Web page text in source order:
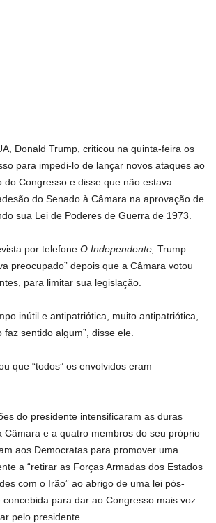
Donald Trump, criticou na quinta-feira os
para impedi-lo de lançar novos ataques ao
do Congresso e disse que não estava
do Senado à Câmara na aprovação de
sua Lei de Poderes de Guerra de 1973.
por telefone O Independente, Trump
preocupado” depois que a Câmara votou
para limitar sua legislação.
inútil e antipatriótica, muito antipatriótica,
sentido algum”, disse ele.
que “todos” os envolvidos eram
do presidente intensificaram as duras
Câmara e a quatro membros do seu próprio
aos Democratas para promover uma
a “retirar as Forças Armadas dos Estados
com o Irão” ao abrigo de uma lei pós-
para dar ao Congresso mais voz
pelo presidente.